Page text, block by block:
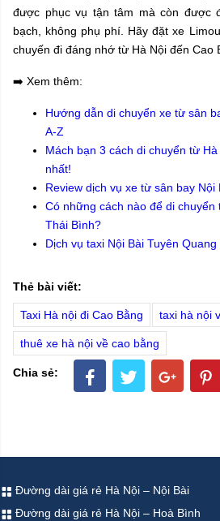
được phục vụ tận tâm mà còn được
bạch, không phụ phí. Hãy đặt xe
chuyến đi đáng nhớ từ Hà Nội đến Cao
➡️ Xem thêm:
Hướng dẫn di chuyển xe từ sân
A-Z
Mách bạn 3 cách di chuyển từ
nhất!
Review dịch vụ xe từ sân bay Nội
Có những cách nào để di chuyển
Thái Bình?
Dịch vụ taxi Nội Bài Tuyên
Thẻ bài viết:
Taxi Hà nội đi Cao Bằng taxi hà nội
thuê xe hà nội về cao bằng
Chia sẻ:
Đường dài giá rẻ Hà Nội – Nội Bài
Đường dài giá rẻ Hà Nội – Hoà Bình